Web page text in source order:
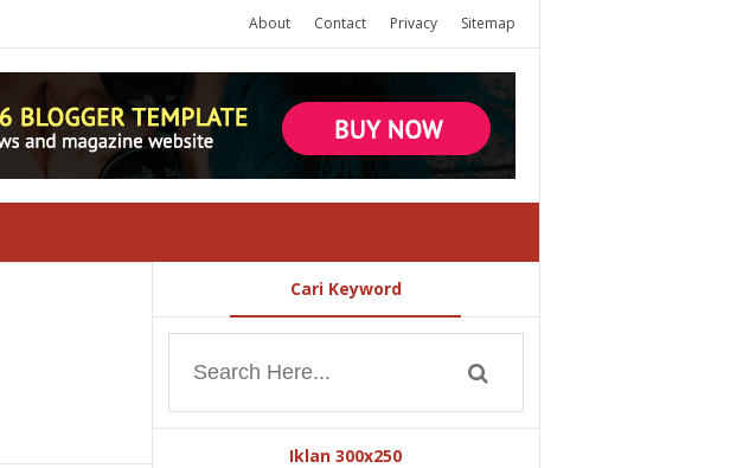
About Contact Privacy Sitemap
Cari Keyword
Iklan 300x250